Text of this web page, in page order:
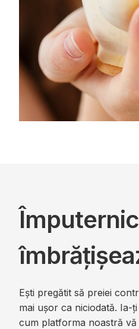
Ești pregătit să preiei
mai ușor ca niciodată. Ia-
cum platforma noastră